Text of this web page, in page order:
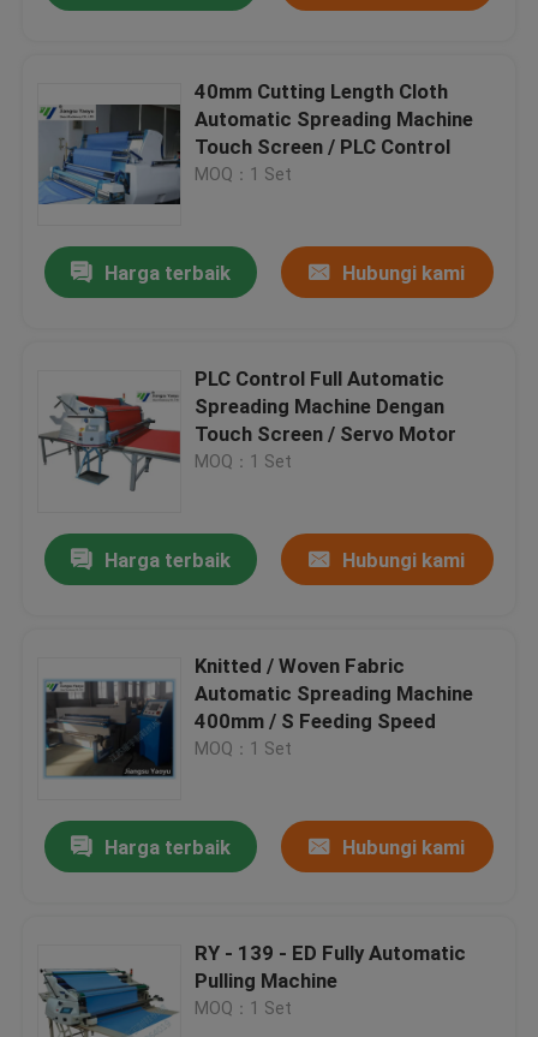
Produk
Tentang kami
Tur Pabrik
Hubungi kami
Mesin Pemotong Mati Hidrolik
Mesin Cut Cut Die Hidrolik
Mesin Cutting Swing Arm
40mm Cutting Length Cloth
Automatic Spreading Machine
Touch Screen / PLC Control
MOQ：1 Set
Harga terbaik Hubungi kami
PLC Control Full Automatic
Spreading Machine Dengan
Touch Screen / Servo Motor
MOQ：1 Set
Harga terbaik Hubungi kami
Knitted / Woven Fabric
Automatic Spreading Machine
400mm / S Feeding Speed
MOQ：1 Set
Harga terbaik Hubungi kami
RY - 139 - ED Fully Automatic
Pulling Machine
MOQ：1 Set